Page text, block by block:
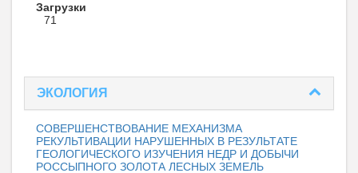
Загрузки
71
ЭКОЛОГИЯ
СОВЕРШЕНСТВОВАНИЕ МЕХАНИЗМА
РЕКУЛЬТИВАЦИИ НАРУШЕННЫХ В РЕЗУЛЬТАТЕ
ГЕОЛОГИЧЕСКОГО ИЗУЧЕНИЯ НЕДР И ДОБЫЧИ
РОССЫПНОГО ЗОЛОТА ЛЕСНЫХ ЗЕМЕЛЬ